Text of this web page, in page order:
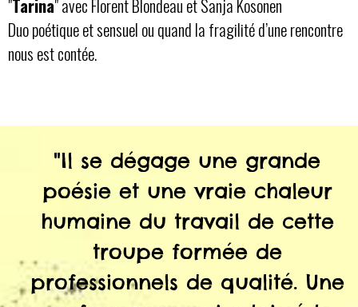
"Tarina" avec Florent Blondeau et Sanja Kosonen
Duo poétique et sensuel ou quand la fragilité d’une rencontre
nous est contée.
"Il se dégage une grande
poésie et une vraie chaleur
humaine du travail de cette
troupe formée de
professionnels de qualité. Une